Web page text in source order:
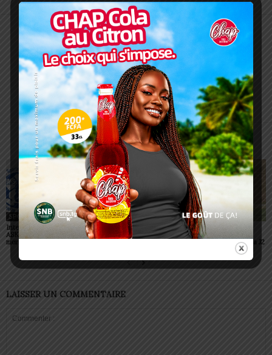
Redaction
https://lomegraph.tg/
ARTICLES CONNEXES PLUS DE L'AUTEUR
SPORT
Interclubs CAF: ASCK et
ASKO face à deux gros
morceaux
SPORT
Championnats scolaires :
le LETP Sokodé décroche
SPORT
Championnat D2 : des
surprises et des
confirmations lors de la J2
LAISSER UN COMMENTAIRE